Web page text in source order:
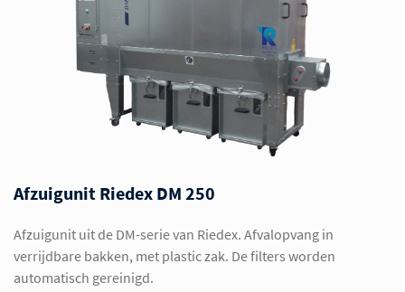
Afzuigunit Riedex DM 250
Afzuigunit uit de DM-serie van Riedex. Afvalopvang in
verrijdbare bakken, met plastic zak. De filters worden
automatisch gereinigd.